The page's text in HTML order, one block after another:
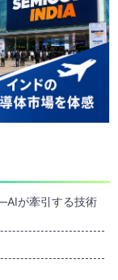
が牽引する技術